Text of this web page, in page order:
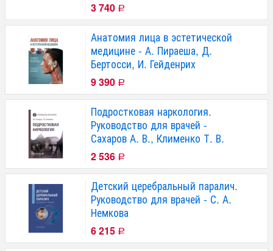
3 740 Р
Анатомия лица в эстетической
медицине - А. Пираеша, Д.
Бертосси, И. Гейденрих
9 390 Р
Подростковая наркология.
Руководство для врачей -
Сахаров А. В., Клименко Т. В.
2 536 Р
Детский церебральный паралич.
Руководство для врачей - С. А.
Немкова
6 215 Р